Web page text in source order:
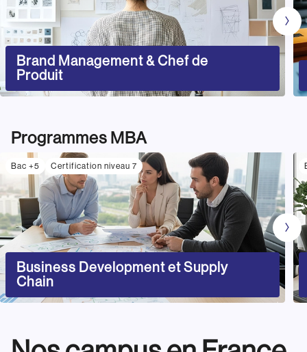
Brand Management & Chef de
Produit
Programmes MBA
Business Development et Supply
Chain
Bac +5 Certification niveau 7